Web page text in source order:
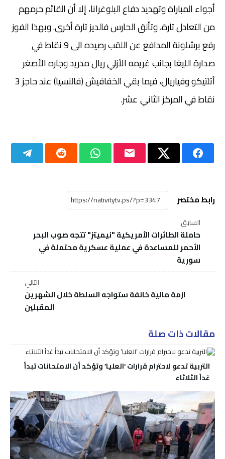
أجواء المباراة وتهديد دفاع البلوغرانا، إلا أن القائم حرمهم
من التعادل تارة، وتألق الحارس فالديز تارة أخرى. وبهذا الفوز
رفع برشلونة المدافع عن اللقب رصيده الى 9 نقاط في
صدارة الليغا بجانب غريمه الأزلي ريال مدريد وجاره الأصغر
أتلتيكو وفياريال، فيما بقي الخفافيش (فالنسيا) عند حاجز 3
نقاط في المركز الثاني عشر.
رابط مختصر
السابق
حاملة الطائرات الأمريكية "نيميتز" تتجه صوب البحر
الأحمر للمساعدة في عملية عسكرية محتملة في
سورية
التالي
ازمة مالية خانفة ستواجه السلطة خلال الشهرين
المقبلين
مقالات ذات صلة
التربية تدعو لاحترام قرارات ‘العليا’ وتؤكد أن الامتحانات تبدأ
غداً الثلاثاء